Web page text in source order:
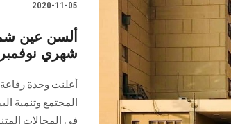
2020-11-05
ألسن عين
شهري
أعلنت وحدة رفاعة
المجتمع وتنمية
في المجالات